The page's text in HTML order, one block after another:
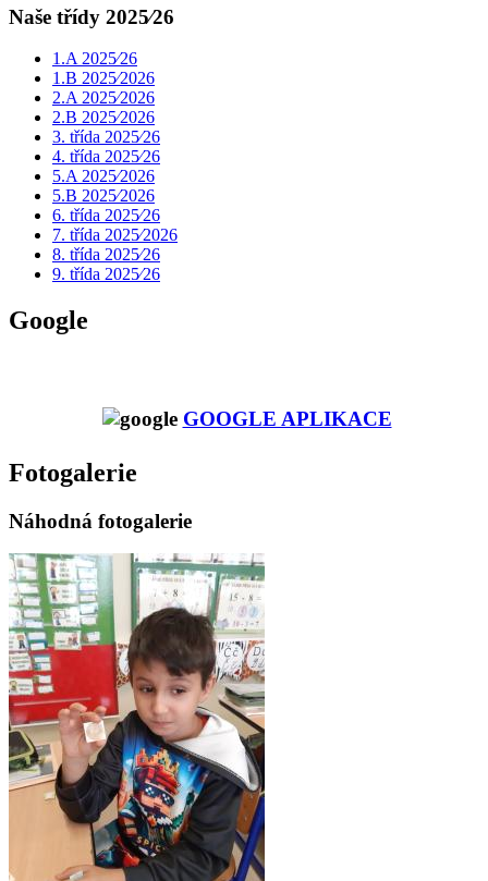
Naše třídy 2025⁄26
1.A 2025⁄26
1.B 2025⁄2026
2.A 2025⁄2026
2.B 2025⁄2026
3. třída 2025⁄26
4. třída 2025⁄26
5.A 2025⁄2026
5.B 2025⁄2026
6. třída 2025⁄26
7. třída 2025⁄2026
8. třída 2025⁄26
9. třída 2025⁄26
Google
GOOGLE APLIKACE
Fotogalerie
Náhodná fotogalerie